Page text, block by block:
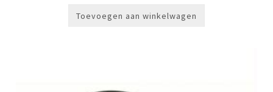
Toevoegen aan winkelwagen